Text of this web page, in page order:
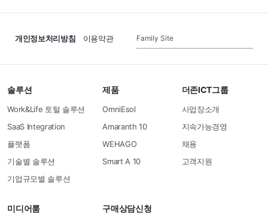
개인정보처리방침 이용약관 Family Site
솔루션
Work&Life 토털 솔루션
SaaS Integration
플랫폼
기술별 솔루션
기업규모별 솔루션
제품
OmniEsol
Amaranth 10
WEHAGO
Smart A 10
더존ICT그룹
사업장소개
지속가능경영
채용
고객지원
미디어룸 구매상담신청